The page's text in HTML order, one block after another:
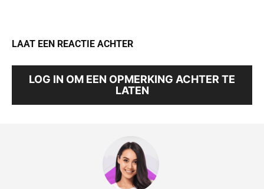
LAAT EEN REACTIE ACHTER
LOG IN OM EEN OPMERKING ACHTER TE
LATEN